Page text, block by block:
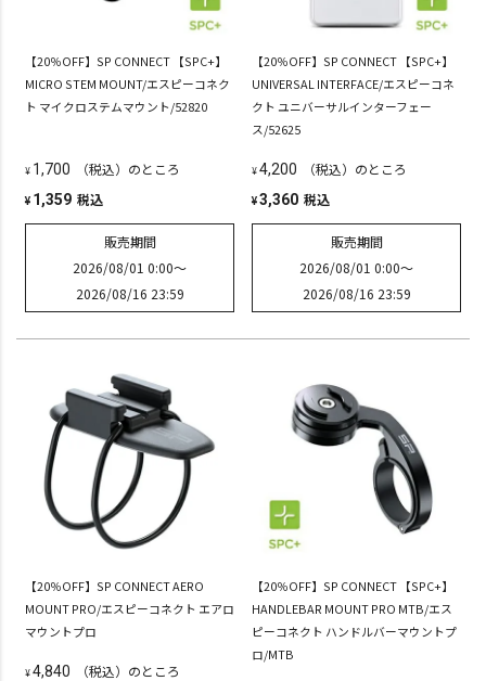
【20％OFF】SP CONNECT 【SPC+】
MICRO STEM MOUNT/エスピーコネク
ト マイクロステムマウント/52820
¥ 1,700 （税込）のところ
¥ 1,359 税込
販売期間
2026/08/01 0:00〜
2026/08/16 23:59
【20％OFF】SP CONNECT 【SPC+】
UNIVERSAL INTERFACE/エスピーコネ
クト ユニバーサルインターフェー
ス/52625
¥4,200 （税込）のところ
¥3,360 税込
販売期間
2026/08/01 0:00〜
2026/08/16 23:59
【20％OFF】SP CONNECT AERO
MOUNT PRO/エスピーコネクト エアロ
マウントプロ
¥4,840 （税込）のところ
【20％OFF】SP CONNECT 【SPC+】
HANDLEBAR MOUNT PRO MTB/エス
ピーコネクト ハンドルバーマウントプ
ロ/MTB